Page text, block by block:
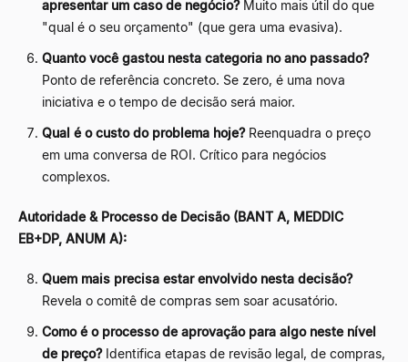
apresentar um caso de negócio?Muito mais útil do que
"qual é o seu orçamento" (que gera uma evasiva).
Quanto você gastou nesta categoria no ano passado?
Ponto de referência concreto. Se zero, é uma nova
iniciativa e o tempo de decisão será maior.
Qual é o custo do problema hoje?Reenquadra o preço
em uma conversa de ROI. Crítico para negócios
complexos.
Autoridade & Processo de Decisão (BANT A, MEDDIC
EB+DP, ANUM A):
Quem mais precisa estar envolvido nesta decisão?
Revela o comitê de compras sem soar acusatório.
Como é o processo de aprovação para algo neste nível
de preço?Identifica etapas de revisão legal, de compras,